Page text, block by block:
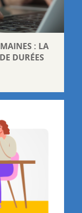
: LA
DURÉES